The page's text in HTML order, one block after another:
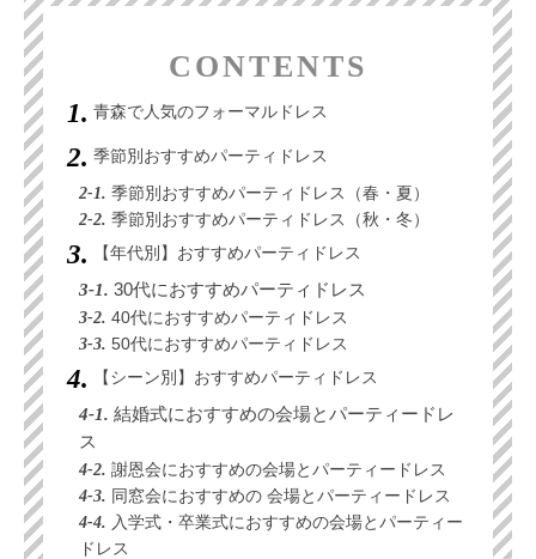
CONTENTS
青森で人気のフォーマルドレス
季節別おすすめパーティドレス
2-1. 季節別おすすめパーティドレス（春・夏）
2-2. 季節別おすすめパーティドレス（秋・冬）
【年代別】おすすめパーティドレス
3-1. 30代におすすめパーティドレス
3-2. 40代におすすめパーティドレス
3-3. 50代におすすめパーティドレス
【シーン別】おすすめパーティドレス
4-1. 結婚式におすすめの会場とパーティードレ
ス
4-2. 謝恩会におすすめの会場とパーティードレス
4-3. 同窓会におすすめの 会場とパーティードレス
4-4. 入学式・卒業式におすすめの会場とパーティー
ドレス